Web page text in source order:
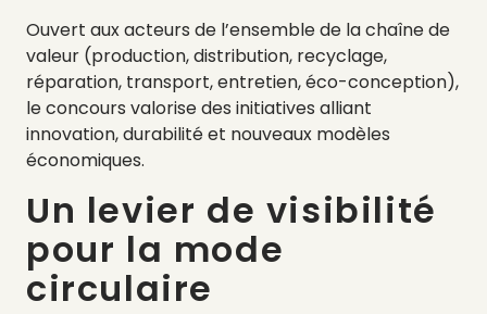
Ouvert aux acteurs de l’ensemble de la chaîne de
valeur (production, distribution, recyclage,
réparation, transport, entretien, éco-conception),
le concours valorise des initiatives alliant
innovation, durabilité et nouveaux modèles
économiques.
Un levier de visibilité
pour la mode
circulaire